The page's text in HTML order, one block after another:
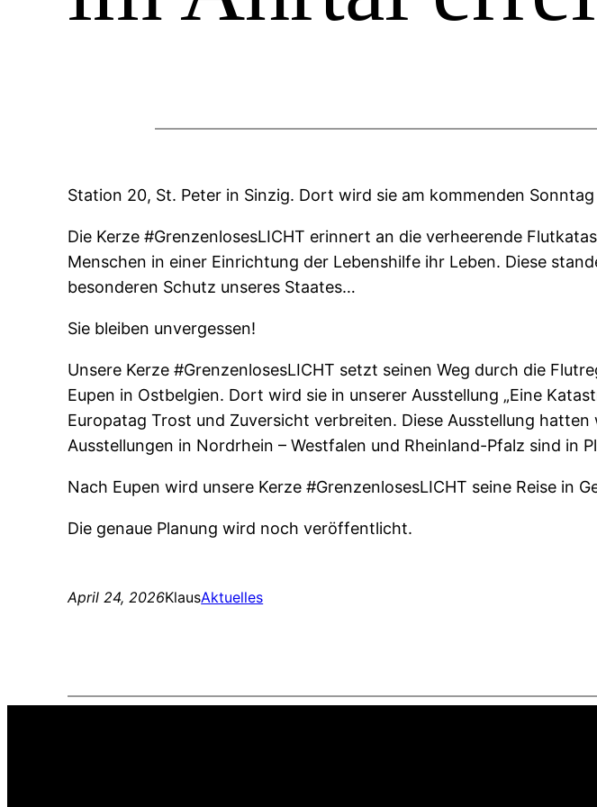
Station 20, St. Peter in Sinzig. Dort wird sie am kommenden
Die Kerze #GrenzenlosesLICHT erinnert an die verheerende
Menschen in einer Einrichtung der Lebenshilfe ihr Leben. Diese
besonderen Schutz unseres Staates…
Sie bleiben unvergessen!
Unsere Kerze #GrenzenlosesLICHT setzt seinen Weg durch die
Eupen in Ostbelgien. Dort wird sie in unserer Ausstellung „Eine
Europatag Trost und Zuversicht verbreiten. Diese Ausstellung
Ausstellungen in Nordrhein – Westfalen und Rheinland-Pfalz sind in
Nach Eupen wird unsere Kerze #GrenzenlosesLICHT seine Reise in
Die genaue Planung wird noch veröffentlicht.
April 24, 2026KlausAktuelles